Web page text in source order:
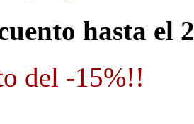
hasta el
del -15%!!